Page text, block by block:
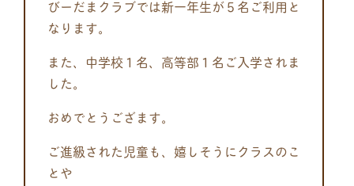
びーだまクラブでは新一年生が５名ご利用と
なります。
また、中学校１名、高等部１名ご入学されま
した。
おめでとうござます。
ご進級された児童も、嬉しそうにクラスのこ
とや